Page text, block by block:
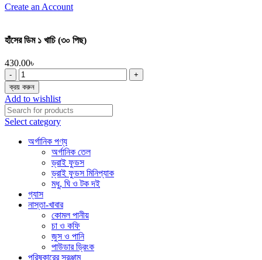
Create an Account
হাঁসের ডিম ১ খাচি (৩০ পিছ)
430.00৳
হাঁসের
ডিম
১
খাচি
(৩০
পিছ)
quantity
ক্রয় করুন
Add to wishlist
Select category
অর্গানিক পণ্য
অর্গানিক তেল
ড্রাই ফুডস
ড্রাই ফুডস মিনিপ্যাক
মধু, ঘি ও টক দই
গ্যাস
নাস্তা-খাবার
কোমল পানীয়
চা ও কফি
জুস ও পানি
পাউডার ড্রিংক
পরিষ্কারের সরঞ্জাম